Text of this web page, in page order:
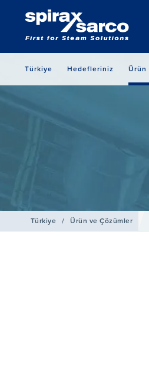
Türkiye Hedefleriniz Ürün
Türkiye / Ürün ve Çözümler